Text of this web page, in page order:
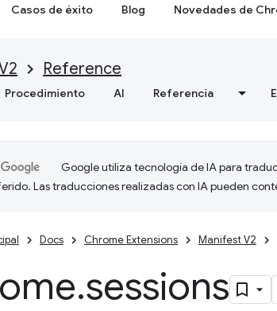
Casos de éxito Blog Novedades de
Reference
Procedimiento AI Referencia
Google utiliza tecnología de IA para
Las traducciones realizadas con IA pueden
Docs Chrome Extensions Manifest V2
.sessions